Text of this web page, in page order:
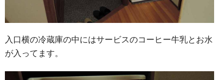
入口横の冷蔵庫の中にはサービスのコーヒー牛乳とお水
が入ってます。